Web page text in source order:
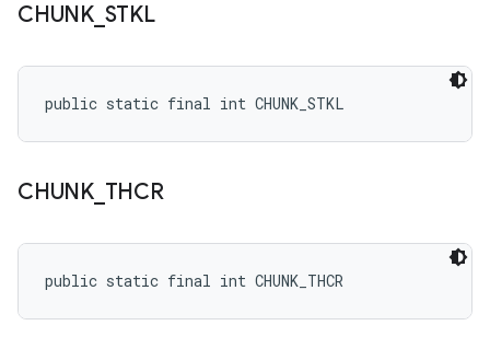
CHUNK_ STKL
public static final int CHUNK_STKL
CHUNK_ THCR
public static final int CHUNK_THCR